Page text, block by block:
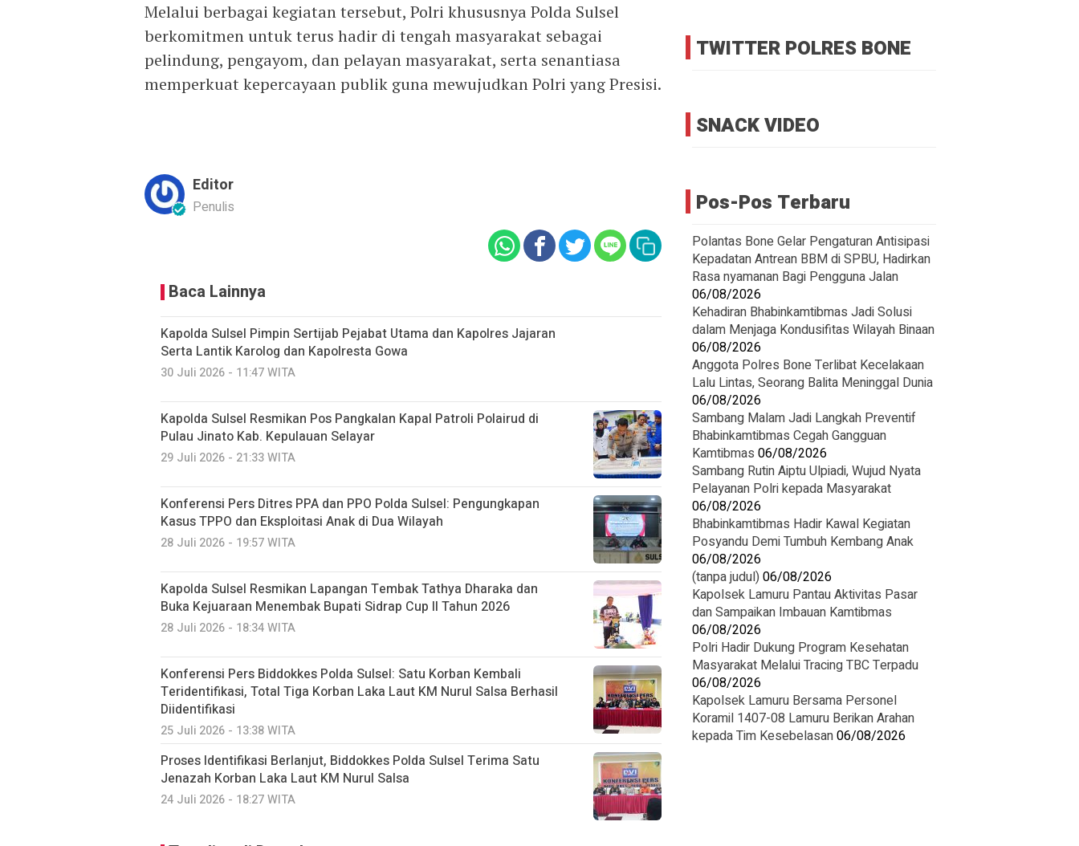
Melalui berbagai kegiatan tersebut, Polri khususnya Polda Sulsel
berkomitmen untuk terus hadir di tengah masyarakat sebagai
pelindung, pengayom, dan pelayan masyarakat, serta senantiasa
memperkuat kepercayaan publik guna mewujudkan Polri yang Presisi.
Editor
Penulis
Baca Lainnya
Kapolda Sulsel Pimpin Sertijab Pejabat Utama dan Kapolres Jajaran
Serta Lantik Karolog dan Kapolresta Gowa
30 Juli 2026 - 11:47 WITA
Kapolda Sulsel Resmikan Pos Pangkalan Kapal Patroli Polairud di
Pulau Jinato Kab. Kepulauan Selayar
29 Juli 2026 - 21:33 WITA
Konferensi Pers Ditres PPA dan PPO Polda Sulsel: Pengungkapan
Kasus TPPO dan Eksploitasi Anak di Dua Wilayah
28 Juli 2026 - 19:57 WITA
Kapolda Sulsel Resmikan Lapangan Tembak Tathya Dharaka dan
Buka Kejuaraan Menembak Bupati Sidrap Cup II Tahun 2026
28 Juli 2026 - 18:34 WITA
Konferensi Pers Biddokkes Polda Sulsel: Satu Korban Kembali
Teridentifikasi, Total Tiga Korban Laka Laut KM Nurul Salsa Berhasil
Diidentifikasi
25 Juli 2026 - 13:38 WITA
Proses Identifikasi Berlanjut, Biddokkes Polda Sulsel Terima Satu
Jenazah Korban Laka Laut KM Nurul Salsa
24 Juli 2026 - 18:27 WITA
TWITTER POLRES BONE
SNACK VIDEO
Pos-Pos Terbaru
Polantas Bone Gelar Pengaturan Antisipasi
Kepadatan Antrean BBM di SPBU, Hadirkan
Rasa nyamanan Bagi Pengguna Jalan
06/08/2026
Kehadiran Bhabinkamtibmas Jadi Solusi
dalam Menjaga Kondusifitas Wilayah Binaan
06/08/2026
Anggota Polres Bone Terlibat Kecelakaan
Lalu Lintas, Seorang Balita Meninggal Dunia
06/08/2026
Sambang Malam Jadi Langkah Preventif
Bhabinkamtibmas Cegah Gangguan
Kamtibmas 06/08/2026
Sambang Rutin Aiptu Ulpiadi, Wujud Nyata
Pelayanan Polri kepada Masyarakat
06/08/2026
Bhabinkamtibmas Hadir Kawal Kegiatan
Posyandu Demi Tumbuh Kembang Anak
06/08/2026
(tanpa judul) 06/08/2026
Kapolsek Lamuru Pantau Aktivitas Pasar
dan Sampaikan Imbauan Kamtibmas
06/08/2026
Polri Hadir Dukung Program Kesehatan
Masyarakat Melalui Tracing TBC Terpadu
06/08/2026
Kapolsek Lamuru Bersama Personel
Koramil 1407-08 Lamuru Berikan Arahan
kepada Tim Kesebelasan06/08/2026